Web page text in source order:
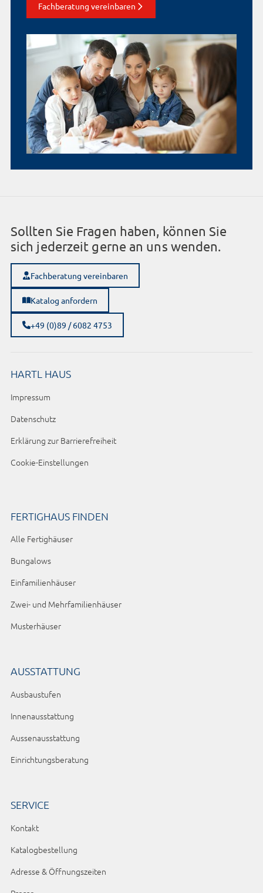
Fachberatung vereinbaren
Sollten Sie Fragen haben, können Sie
sich jederzeit gerne an uns wenden.
Fachberatung vereinbaren
Katalog anfordern
+49 (0)89 / 6082 4753
HARTL HAUS
Impressum
Datenschutz
Erklärung zur Barrierefreiheit
Cookie-Einstellungen
FERTIGHAUS FINDEN
Alle Fertighäuser
Bungalows
Einfamilienhäuser
Zwei- und Mehrfamilienhäuser
Musterhäuser
AUSSTATTUNG
Ausbaustufen
Innenausstattung
Aussenausstattung
Einrichtungsberatung
SERVICE
Kontakt
Katalogbestellung
Adresse & Öffnungszeiten